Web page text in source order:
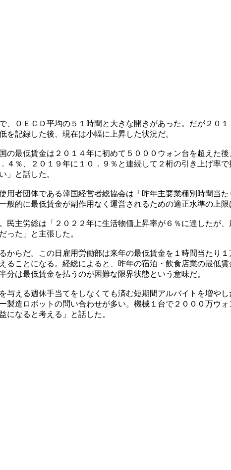
ＯＥＣＤ平均の５１時間と大きな開きがあった。だが２０
記録した後、現在は小幅に上昇した状況だ。
最低賃金は２０１４年に初めて５０００ウォン台を超えた
％、２０１９年に１０．９％と連続して２桁の引き上げ率
」と話した。
者団体である韓国経営者総協会は「昨年主要業種別時間当
的に最低賃金が副作用なく運営されるための適正水準の上限
主労総は「２０２２年に生活物価上昇率が６％に達したが
った」と主張した。
らだ。この日雇用労働部は来年の最低賃金を１時間当たり
ことになる。経総によると、昨年の宿泊・飲食店業の最低
は最低賃金を払うのが困難な限界状態という意味だ。
える週休手当てをしなくても済む短期間アルバイトを増や
造ロボットの問い合わせが多い。機械１台で２０００万ウ
になると考える」と話した。